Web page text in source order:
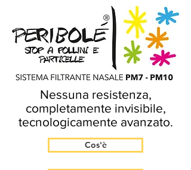
Nessuna resistenza,
completamente invisibile,
tecnologicamente avanzato.
Cos'è